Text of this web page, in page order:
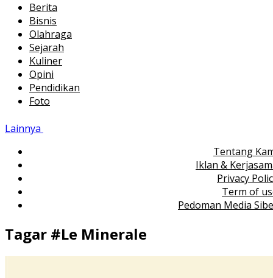
Berita
Bisnis
Olahraga
Sejarah
Kuliner
Opini
Pendidikan
Foto
Lainnya
Tentang
Iklan &
Privacy
Term of
Pedoman Media
Tagar #Le Minerale